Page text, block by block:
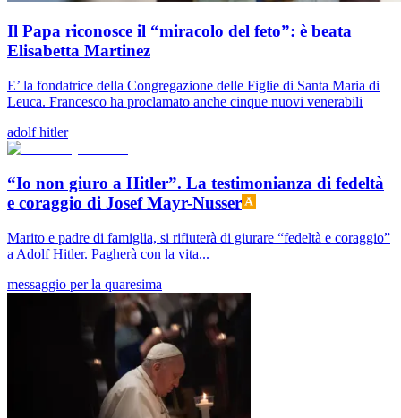
Il Papa riconosce il “miracolo del feto”: è beata
Elisabetta Martinez
E’ la fondatrice della Congregazione delle Figlie di Santa Maria di
Leuca. Francesco ha proclamato anche cinque nuovi venerabili
adolf hitler
“Io non giuro a Hitler”. La testimonianza di fedeltà
e coraggio di Josef Mayr-Nusser
Marito e padre di famiglia, si rifiuterà di giurare “fedeltà e coraggio”
a Adolf Hitler. Pagherà con la vita...
messaggio per la quaresima